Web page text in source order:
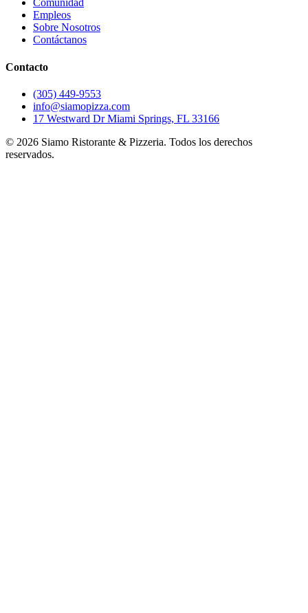
Comunidad
Empleos
Sobre Nosotros
Contáctanos
Contacto
(305) 449-9553
info@siamopizza.com
17 Westward Dr Miami Springs, FL 33166
© 2026 Siamo Ristorante & Pizzeria. Todos los derechos
reservados.